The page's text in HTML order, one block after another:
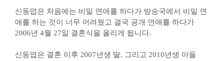
신동엽은 처음에는 비밀 연애를 하다가 방송국에서 비밀 연
애를 하는 것이 너무 어려웠고 결국 공개 연애를 하다가
2006년 4월 27일 결혼식을 올리게 됩니다.
신동엽은 결혼 이후 2007년생 딸, 그리고 2010년생 아들